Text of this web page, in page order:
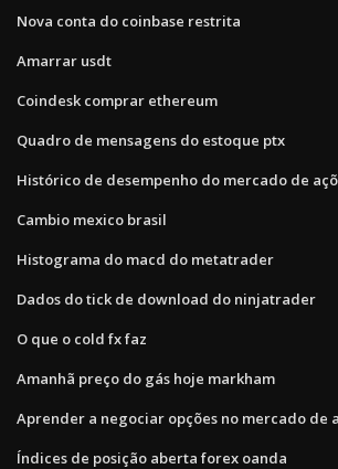
Nova conta do coinbase restrita
Amarrar usdt
Coindesk comprar ethereum
Quadro de mensagens do estoque ptx
Histórico de desempenho do mercado de
Cambio mexico brasil
Histograma do macd do metatrader
Dados do tick de download do ninjatrader
O que o cold fx faz
Amanhã preço do gás hoje markham
Aprender a negociar opções no mercado de
Índices de posição aberta forex oanda